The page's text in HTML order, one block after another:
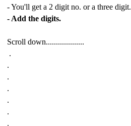
- You'll get a 2 digit no. or a three digit.
- Add the digits.
Scroll down...................
.
.
.
.
.
.
.